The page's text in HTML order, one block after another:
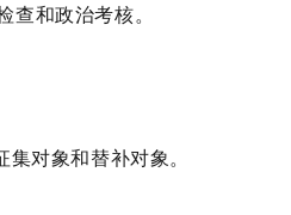
和政治考核。
对象和替补对象。